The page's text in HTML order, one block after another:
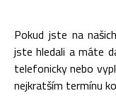
Pokud jste na
jste hledali a máte
telefonicky nebo
nejkratším termínu